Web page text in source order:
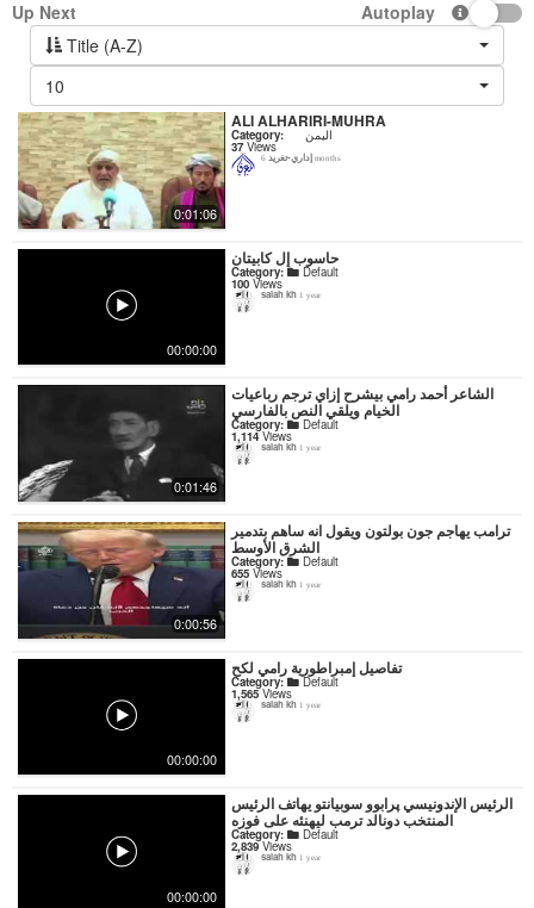
Up Next
Autoplay
Title (A-Z)
10
0:01:06
ALI ALHARIRI-MUHRA
Category: اليمن
37Views
إداري-تغريد 6 months
00:00:00
حاسوب إل كابيتان
Category: Default
100 Views
salah kh 1 year
0:01:46
‏الشاعر أحمد رامي بيشرح إزاي ترجم رباعيات
الخيام ويلقي النص بالفارسي
Category: Default
1,114Views
salah kh 1 year
0:00:56
ترامب يهاجم جون بولتون ويقول انه ساهم بتدمير
الشرق الأوسط
Category: Default
655 Views
salah kh 1 year
00:00:00
تفاصيل إمبراطورية رامي لكح
Category: Default
1,565Views
salah kh 1 year
00:00:00
الرئيس الإندونيسي پرابوو سوبيانتو يهاتف الرئيس
المنتخب دونالد ترمب ليهنئه على فوزه
Category: Default
2,839Views
salah kh 1 year